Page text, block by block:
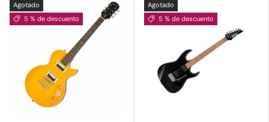
Agotado
5 % de descuento
Agotado
5 % de descuento